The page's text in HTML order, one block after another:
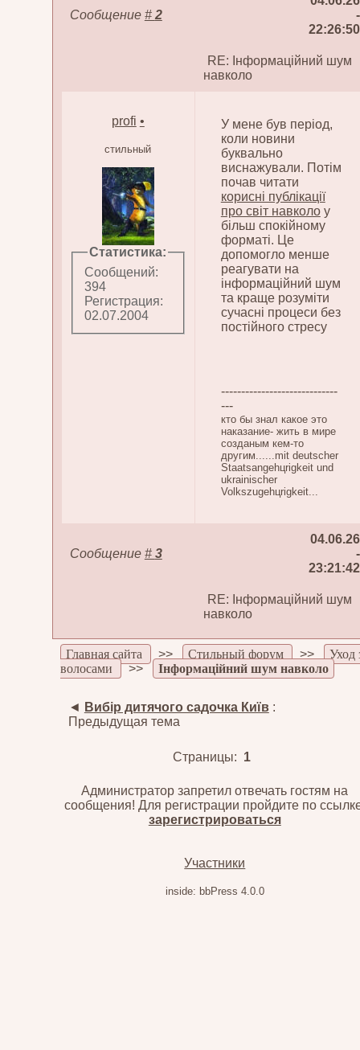
Сообщение # 2
-
22:26:50
RE: Інформаційний шум
навколо
profi •
стильный
Статистика:
Сообщений:
394
Регистрация:
02.07.2004
У мене був період,
коли новини
буквально
виснажували. Потім
почав читати
корисні публікації
про світ навколоу
більш спокійному
форматі. Це
допомогло менше
реагувати на
інформаційний шум
та краще розуміти
сучасні процеси без
постійного стресу
-----------------------------
---
кто бы знал какое это
наказание- жить в мире
созданым кем-то
другим......mit deutscher
Staatsangehцrigkeit und
ukrainischer
Volkszugehцrigkeit...
Сообщение # 3
04.06.26
-
23:21:42
RE: Інформаційний шум
навколо
Главная сайта >> Стильный форум >>
Уход
волосами
>> Інформаційний шум навколо
◄ Вибір дитячого садочка Київ:
Предыдущая тема
Страницы: 1
Администратор запретил отвечать гостям на
сообщения! Для регистрации пройдите по
зарегистрироваться
Участники
inside: bbPress 4.0.0